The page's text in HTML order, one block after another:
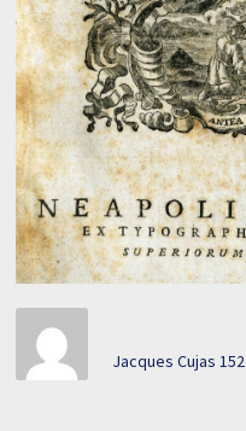
Jacques Cujas